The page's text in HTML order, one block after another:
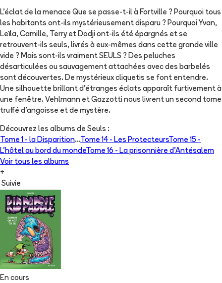
L'éclat de la menace Que se passe-t-il à Fortville ? Pourquoi tous
les habitants ont-ils mystérieusement disparu ? Pourquoi Yvan,
Leïla, Camille, Terry et Dodji ont-ils été épargnés et se
retrouvent-ils seuls, livrés à eux-mêmes dans cette grande ville
vide ? Mais sont-ils vraiment SEULS ? Des peluches
désarticulées ou sauvagement attachées avec des barbelés
sont découvertes. De mystérieux cliquetis se font entendre.
Une silhouette brillant d'étranges éclats apparaît furtivement à
une fenêtre. Vehlmann et Gazzotti nous livrent un second tome
truffé d'angoisse et de mystère.
Découvrez les albums de Seuls :
Tome 1 - la Disparition...Tome 14 - Les ProtecteursTome 15 -
L'hôtel au bord du mondeTome 16 - La prisonnière d'Antésalem
Voir tous les albums
+
Suivie
En cours